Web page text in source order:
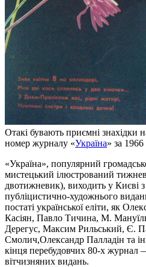
Отакі бувають приємні
номер журналу «Україна» за 1966
«Україна», популярний
мистецький ілюстрований
двотижневик), виходить у Києві
публіцистично-художнього
постаті української еліти, як
Касіян, Павло Тичина, М.
Дерегус, Максим Рильський, Є.
Смолич,Олександр Палладін та
кінця перебудовчих 80-х журнал
вітчизняних видань.